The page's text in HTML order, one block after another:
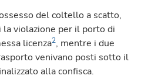
del coltello a scatto,
violazione per il porto di
licenza2, mentre i due
venivano posti sotto il
alla confisca.